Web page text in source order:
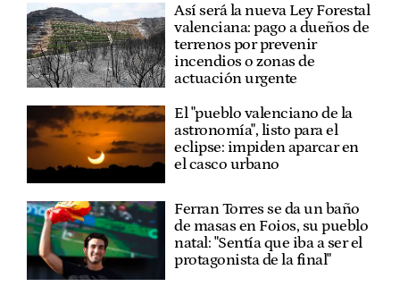
Así será la nueva Ley Forestal
valenciana: pago a dueños de
terrenos por prevenir
incendios o zonas de
actuación urgente
El "pueblo valenciano de la
astronomía", listo para el
eclipse: impiden aparcar en
el casco urbano
Ferran Torres se da un baño
de masas en Foios, su pueblo
natal: "Sentía que iba a ser el
protagonista de la final"